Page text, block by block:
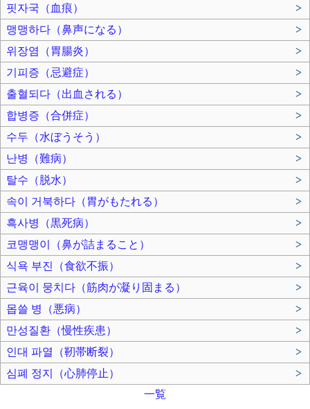
핏자국（血痕）
>
맹맹하다（鼻声になる）
>
위장염（胃腸炎）
>
기피증（忌避症）
>
출혈되다（出血される）
>
합병증（合併症）
>
수두（水ぼうそう）
>
난병（難病）
>
탈수（脱水）
>
속이 거북하다（胃がもたれる）
>
흑사병（黒死病）
>
코맹맹이（鼻が詰まること）
>
식욕 부진（食欲不振）
>
근육이 뭉치다（筋肉が凝り固まる）
>
몹쓸 병（悪病）
>
만성질환（慢性疾患）
>
인대 파열（靭帯断裂）
>
심폐 정지（心肺停止）
>
一覧